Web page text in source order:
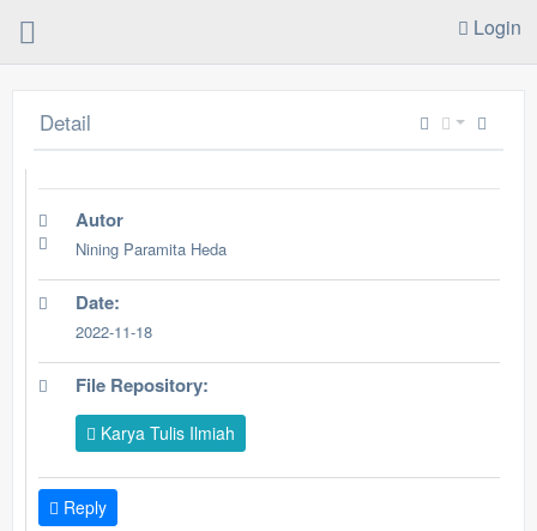
Login
Detail
Autor
Nining Paramita Heda
Date:
2022-11-18
File Repository:
Karya Tulis Ilmiah
Reply